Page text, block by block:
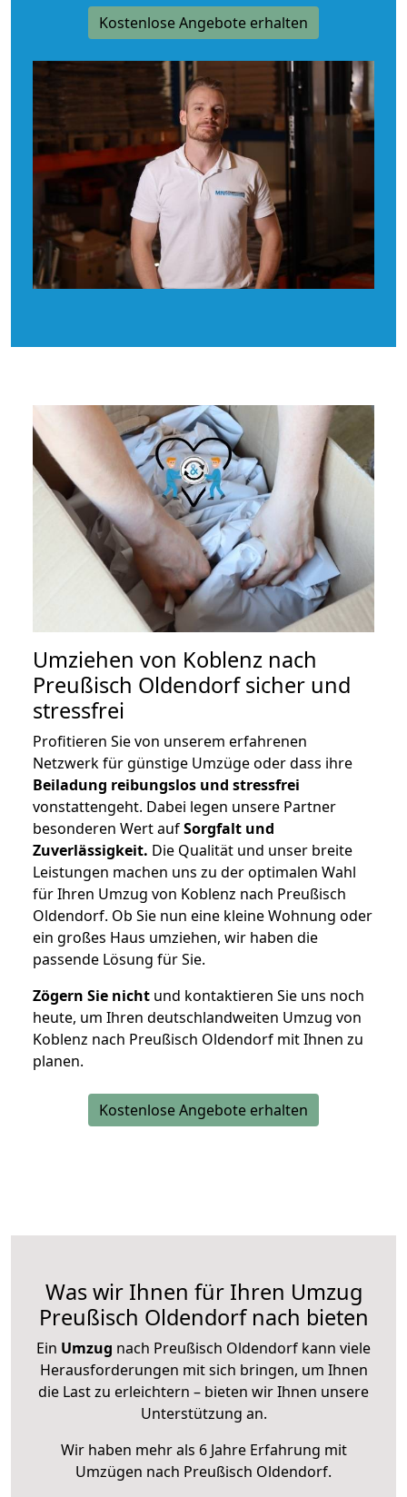
Kostenlose Angebote erhalten
Umziehen von Koblenz nach
Preußisch Oldendorfsicher und
stressfrei
Profitieren Sie von unserem erfahrenen
Netzwerk für günstige Umzüge oder dass ihre
Beiladung reibungslos und stressfrei
vonstattengeht. Dabei legen unsere Partner
besonderen Wert aufSorgfalt und
Zuverlässigkeit. Die Qualität und unser breite
Leistungen machen uns zu der optimalen Wahl
für Ihren Umzug von Koblenz nach Preußisch
Oldendorf. Ob Sie nun eine kleine Wohnung oder
ein großes Haus umziehen, wir haben die
passende Lösung für Sie.
Zögern Sie nicht und kontaktieren Sie uns noch
heute, um Ihren deutschlandweiten Umzug von
Koblenz nach Preußisch Oldendorf mit Ihnen zu
planen.
Kostenlose Angebote erhalten
Was wir Ihnen für Ihren Umzug
Preußisch Oldendorf nach bieten
Ein Umzug nach Preußisch Oldendorf kann viele
Herausforderungen mit sich bringen, um Ihnen
die Last zu erleichtern – bieten wir Ihnen unsere
Unterstützung an.
Wir haben mehr als 6 Jahre Erfahrung mit
Umzügen nach Preußisch Oldendorf.